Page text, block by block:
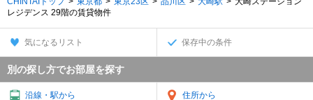
レジデンス 29階の賃貸物件
気になるリスト 保存中の条件
別の探し方でお部屋を探す
沿線・駅から 住所から